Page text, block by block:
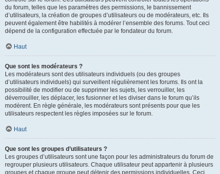
du forum, telles que les paramètres des permissions, le bannissement
d’utilisateurs, la création de groupes d’utilisateurs ou de modérateurs, etc. Ils
peuvent également être habilités à modérer l’ensemble des forums. Tout ceci
dépend de la configuration effectuée par le fondateur du forum.
Haut
Que sont les modérateurs ?
Les modérateurs sont des utilisateurs individuels (ou des groupes
d’utilisateurs individuels) qui surveillent régulièrement les forums. Ils ont la
possibilité de modifier ou de supprimer les sujets, les verrouiller, les
déverrouiller, les déplacer, les fusionner et les diviser dans le forum qu’ils
modèrent. En règle générale, les modérateurs sont présents pour que les
utilisateurs respectent les règles imposées sur le forum.
Haut
Que sont les groupes d’utilisateurs ?
Les groupes d’utilisateurs sont une façon pour les administrateurs du forum de
regrouper plusieurs utilisateurs. Chaque utilisateur peut appartenir à plusieurs
groupes et chaque groupe peut détenir des permissions individuelles. Ceci